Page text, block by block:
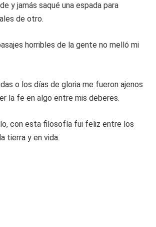
y jamás saqué una espada para
de otro.
horribles de la gente no melló mi
o los días de gloria me fueron ajenos
la fe en algo entre mis deberes.
con esta filosofía fui feliz entre los
tierra y en vida.